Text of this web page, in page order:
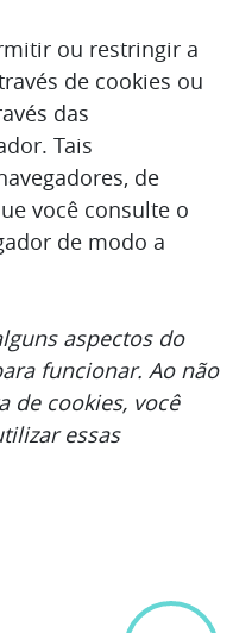
ou restringir a
de cookies ou
das
Tais
de
você consulte o
de modo a
aspectos do
funcionar. Ao não
de cookies, você
essas